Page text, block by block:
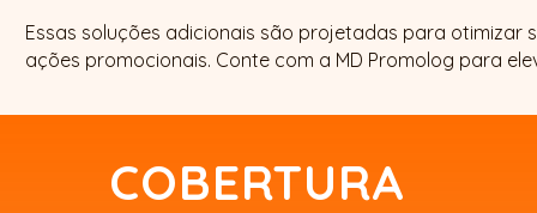
​Essas soluções adicionais são projetadas para otimizar
ações promocionais. Conte com a MD Promolog para
COBERTURA